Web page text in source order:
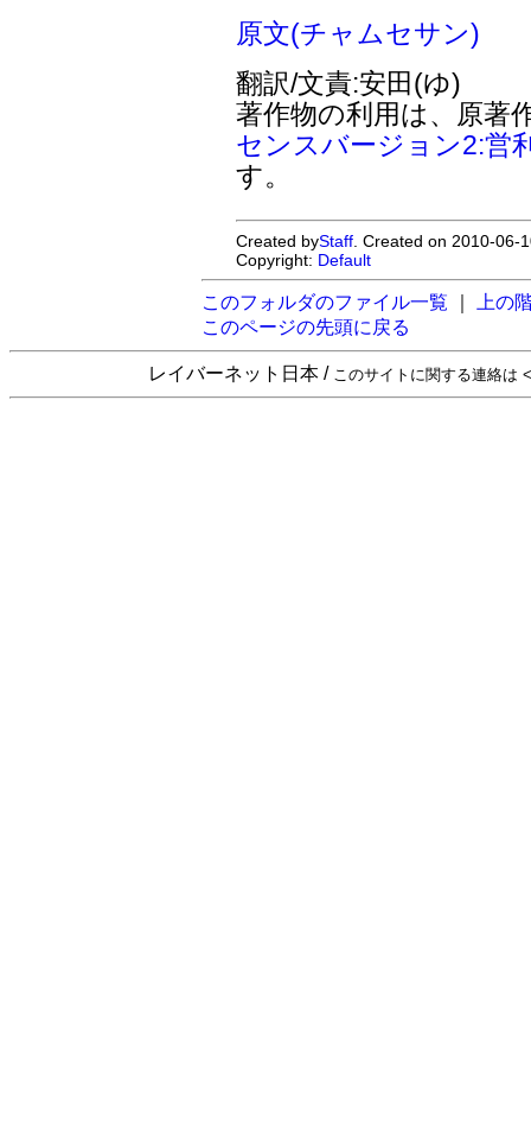
原文(チャムセサン)
翻訳/文責:安田(ゆ)
著作物の利用は、原著
センスバージョン2:営
す。
Created byStaff . Created on 2010-
Copyright: Default
このフォルダのファイル一覧
上の
このページの先頭に戻る
レイバーネット日本 / このサイトに関する連絡は